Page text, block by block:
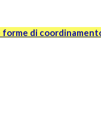
di